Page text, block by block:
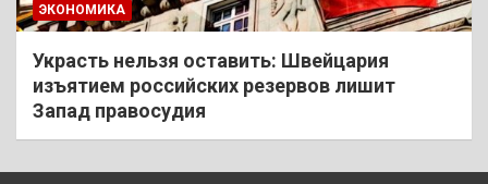
ЭКОНОМИКА
Украсть нельзя оставить: Швейцария
изъятием российских резервов лишит
Запад правосудия